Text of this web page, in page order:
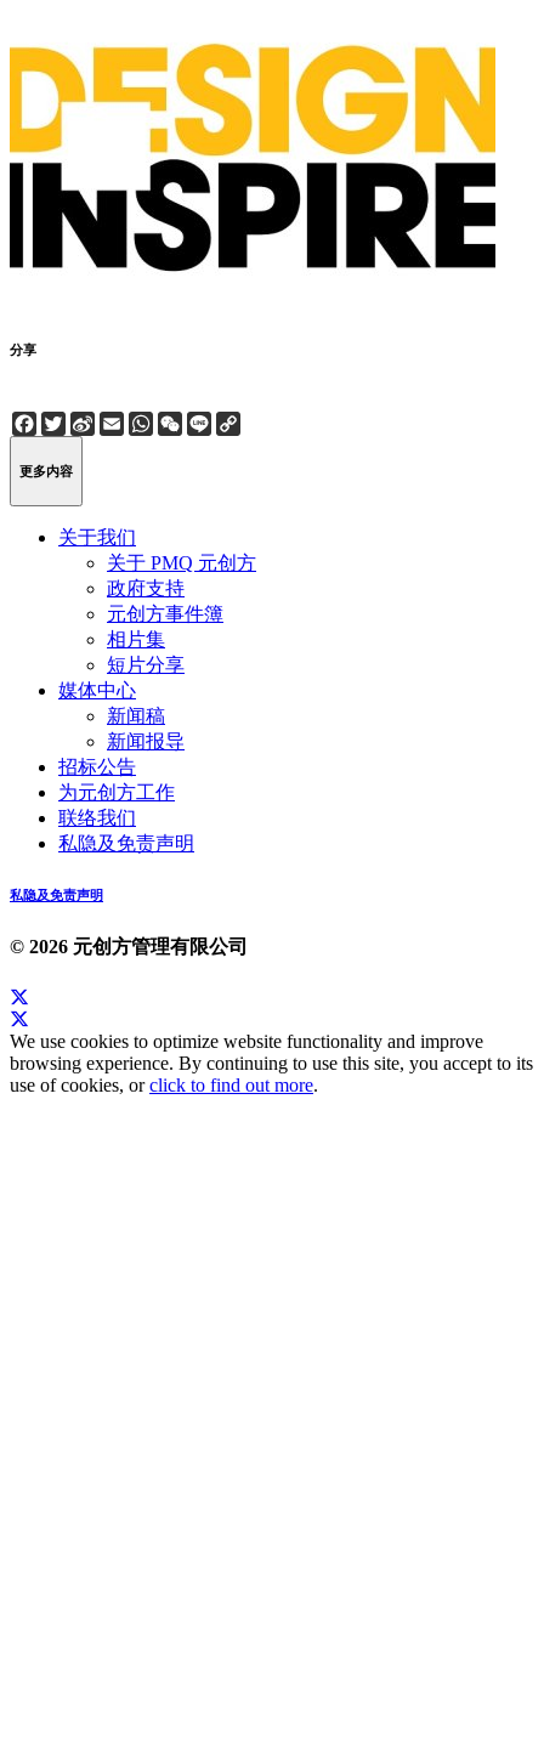
分享
Facebook
Twitter
Sina
Weibo
EmailWhatsApp
WeChat
Line
更多内容
关于我们
关于 PMQ 元创方
政府支持
元创方事件簿
相片集
短片分享
媒体中心
新闻稿
新闻报导
招标公告
为元创方工作
联络我们
私隐及免责声明
私隐及免责声明
© 2026 元创方管理有限公司
We use cookies to optimize website functionality and improve
browsing experience. By continuing to use this site, you accept to its
use of cookies, orclick to find out more.